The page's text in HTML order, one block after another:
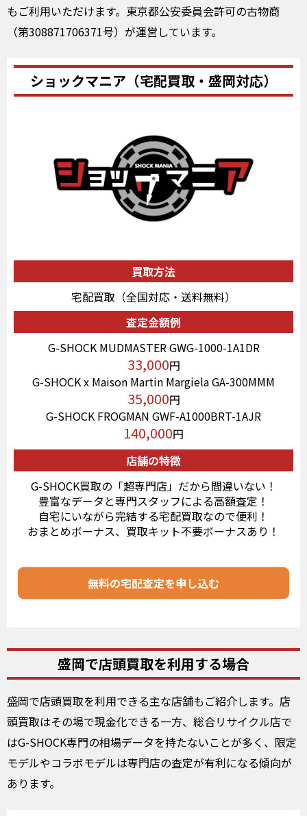
もご利用いただけます。東京都公安委員会許可の古物商
（第308871706371号）が運営しています。
ショックマニア（宅配買取・盛岡対応）
買取方法
宅配買取（全国対応・送料無料）
査定金額例
G-SHOCK MUDMASTER GWG-1000-1A1DR
33,000円
G-SHOCK x Maison Martin Margiela GA-300MMM
35,000円
G-SHOCK FROGMAN GWF-A1000BRT-1AJR
140,000円
店舗の特徴
G-SHOCK買取の「超専門店」だから間違いない！
豊富なデータと専門スタッフによる高額査定！
自宅にいながら完結する宅配買取なので便利！
おまとめボーナス、買取キット不要ボーナスあり！
無料の宅配査定を申し込む
盛岡で店頭買取を利用する場合
盛岡で店頭買取を利用できる主な店舗もご紹介します。店
頭買取はその場で現金化できる一方、総合リサイクル店で
はG-SHOCK専門の相場データを持たないことが多く、限定
モデルやコラボモデルは専門店の査定が有利になる傾向が
あります。